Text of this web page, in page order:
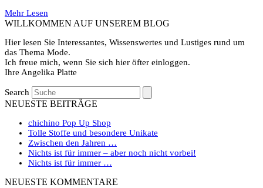
Mehr Lesen
WILLKOMMEN AUF UNSEREM BLOG
Hier lesen Sie Interessantes, Wissenswertes und Lustiges rund um
das Thema Mode.
Ich freue mich, wenn Sie sich hier öfter einloggen.
Ihre Angelika Platte
Search
NEUESTE BEITRÄGE
chichino Pop Up Shop
Tolle Stoffe und besondere Unikate
Zwischen den Jahren …
Nichts ist für immer – aber noch nicht vorbei!
Nichts ist für immer …
NEUESTE KOMMENTARE